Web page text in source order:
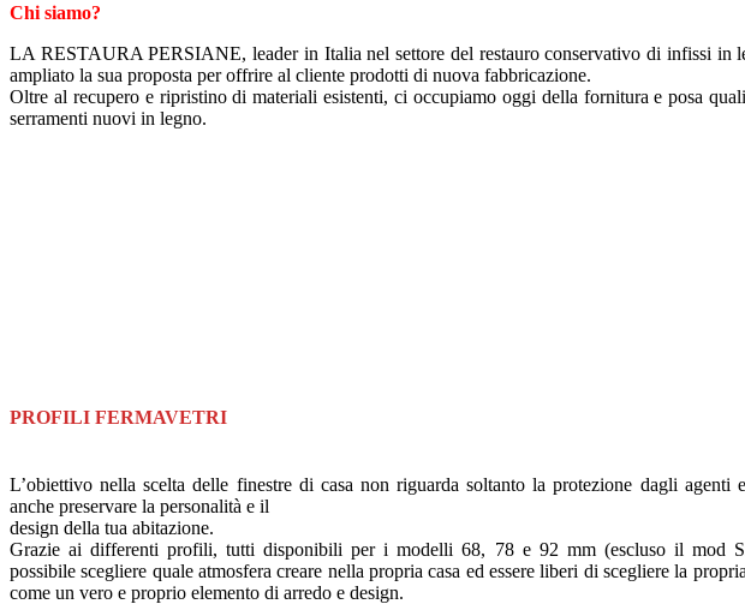
Chi siamo?
LA RESTAURA PERSIANE, leader in Italia nel settore del restauro conservativo di infissi in
ampliato la sua proposta per offrire al cliente prodotti di nuova fabbricazione.
Oltre al recupero e ripristino di materiali esistenti, ci occupiamo oggi della fornitura e posa
serramenti nuovi in legno.
PROFILI FERMAVETRI
L’obiettivo nella scelta delle finestre di casa non riguarda soltanto la protezione dagli agenti
anche preservare la personalità e il
design della tua abitazione.
Grazie ai differenti profili, tutti disponibili per i modelli 68, 78 e 92 mm (escluso il mod
possibile scegliere quale atmosfera creare nella propria casa ed essere liberi di scegliere la
come un vero e proprio elemento di arredo e design.